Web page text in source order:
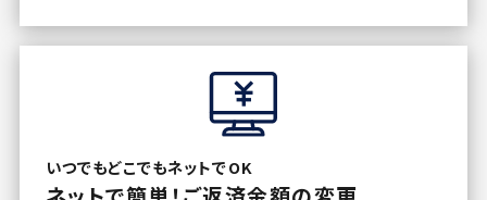
いつでもどこでもネットでOK